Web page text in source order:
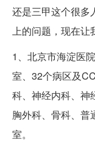
还是三甲这个很多
上的问题，现在让
1、北京市海淀医
室、32个病区及
科、神经内科、神
胸外科、骨科、普
室。